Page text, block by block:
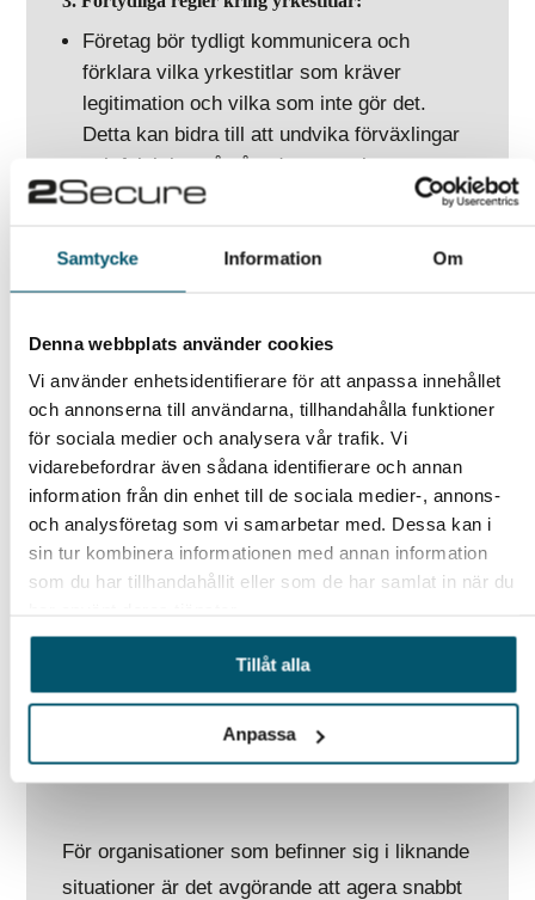
Samtycke Information Om
Denna webbplats använder cookies
Vi använder enhetsidentifierare för att anpassa innehållet
och annonserna till användarna, tillhandahålla funktioner
för sociala medier och analysera vår trafik. Vi
vidarebefordrar även sådana identifierare och annan
information från din enhet till de sociala medier-, annons-
och analysföretag som vi samarbetar med. Dessa kan i
sin tur kombinera informationen med annan information
som du har tillhandahållit eller som de har samlat in när du
Tillåt alla
Anpassa
Företag bör tydligt kommunicera och
förklara vilka yrkestitlar som kräver
legitimation och vilka som inte gör det.
Detta kan bidra till att undvika förväxlingar
och felaktiga påståenden om yrkesstatus.
4. Utbilda anställda om etiska principer:
medvetenhet om vikten av att upprätthålla
höga standarder. Detta genom att integrera
utbildning om etiska principer och yrkesetik
i anställningsprocessen.
5. Förstärk rapportmekanismer:
Skapa en öppen och säker kanal för
oetiska beteenden utan rädsla för
repressalier. Ett säkert visselblåsarsystem
kan vara avgörande för att upptäcka
problem och vidta åtgärder i tid.
För organisationer som befinner sig i liknande
situationer är det avgörande att agera snabbt